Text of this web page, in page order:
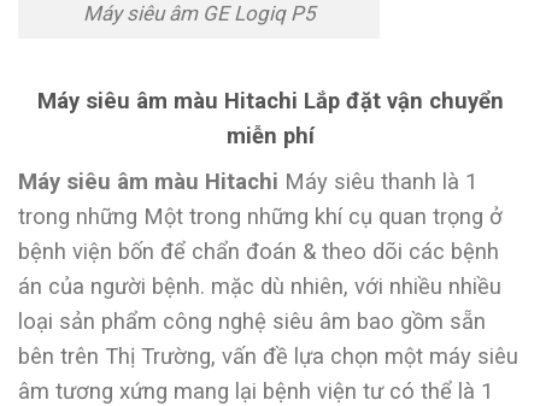
Máy siêu âm GE Logiq P5
Máy siêu âm màu Hitachi Lắp đặt vận chuyển
miễn phí
Máy siêu âm màu Hitachi Máy siêu thanh là 1
trong những Một trong những khí cụ quan trọng ở
bệnh viện bốn để chẩn đoán & theo dõi các bệnh
án của người bệnh. mặc dù nhiên, với nhiều nhiều
loại sản phẩm công nghệ siêu âm bao gồm sẵn
bên trên Thị Trường, vấn đề lựa chọn một máy siêu
âm tương xứng mang lại bệnh viện tư có thể là 1